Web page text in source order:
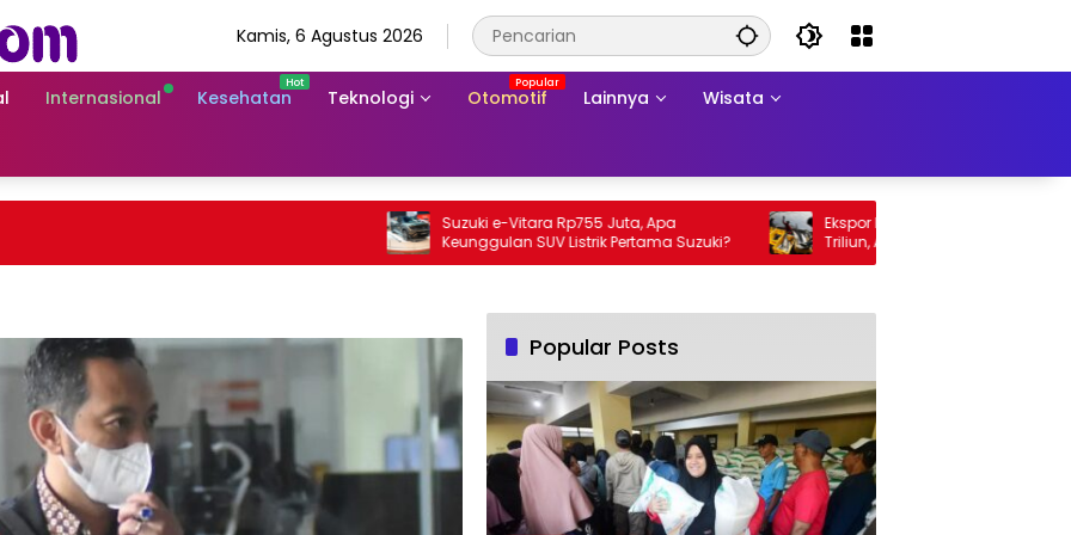
Kamis, 6 Agustus 2026
Internasional Kesehatan Teknologi Otomotif Lainnya Wisata
Suzuki e-Vitara Rp755 Juta, Apa
Keunggulan SUV Listrik Pertama Suzuki?
Ekspor Perikanan 2025 Tembus Rp105
Triliun, AS Jadi Pasar Utama
Popular Posts